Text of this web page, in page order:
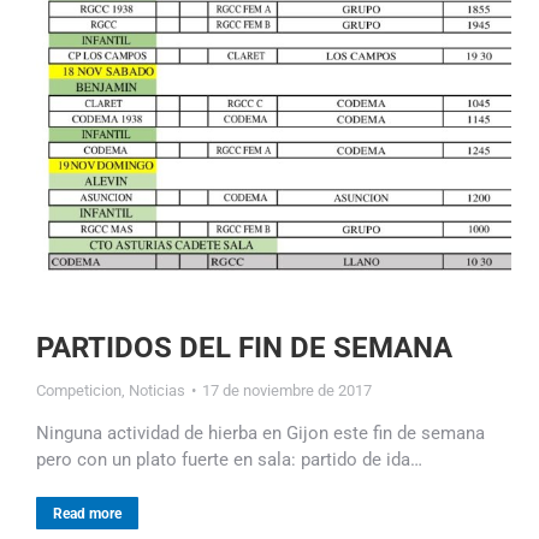
PARTIDOS DEL FIN DE SEMANA
Competicion Noticias 17 de noviembre de 2017
Ninguna actividad de hierba en Gijon este fin de semana
pero con un plato fuerte en sala: partido de ida…
Read more